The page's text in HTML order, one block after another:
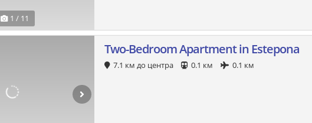
1 / 11
Two-Bedroom Apartment in Estepona
7.1 км до центра 0.1 км 0.1 км